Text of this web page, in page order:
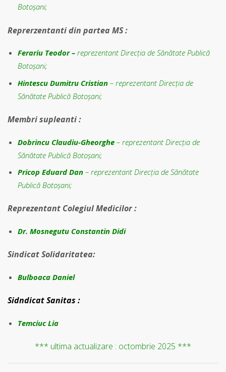
Botoșani;
Reprerzentanti din partea MS :
Ferariu Teodor – reprezentant Direcția de Sănătate Publică
Botoșani;
Hintescu Dumitru Cristian – reprezentant Direcția de
Sănătate Publică Botoșani;
Membri supleanti :
Dobrincu Claudiu-Gheorghe – reprezentant Direcția de
Sănătate Publică Botoșani;
Pricop Eduard Dan – reprezentant Direcția de Sănătate
Publică Botoșani;
Reprezentant Colegiul Medicilor :
Dr. Mosnegutu Constantin Didi
Sindicat Solidaritatea:
Bulboaca Daniel
Sidndicat Sanitas :
Temciuc Lia
*** ultima actualizare : octombrie 2025 ***